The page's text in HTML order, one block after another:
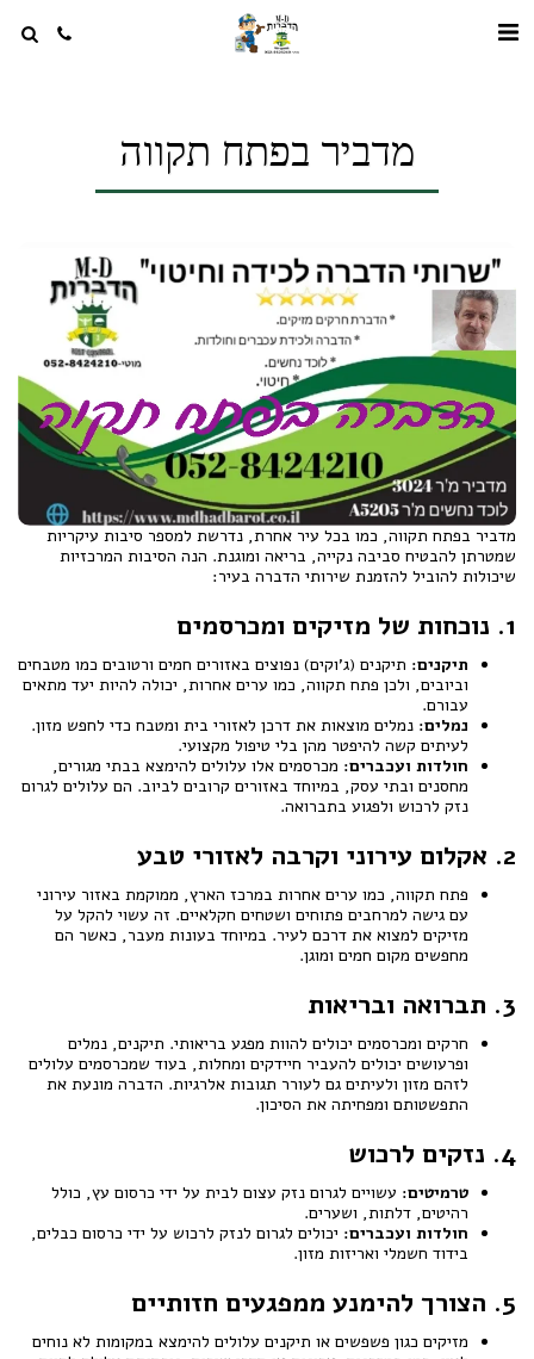
מדביר בפתח תקווה
מדביר בפתח תקווה, כמו בכל עיר אחרת, נדרשת למספר סיבות עיקריות
שמטרתן להבטיח סביבה נקייה, בריאה ומוגנת. הנה הסיבות המרכזיות
שיכולות להוביל להזמנת שירותי הדברה בעיר:
1. נוכחות של מזיקים ומכרסמים
תיקנים: תיקנים (ג'וקים) נפוצים באזורים חמים ורטובים כמו מטבחים
וביובים, ולכן פתח תקווה, כמו ערים אחרות, יכולה להיות יעד מתאים
עבורם.
נמלים: נמלים מוצאות את דרכן לאזורי בית ומטבח כדי לחפש מזון.
לעיתים קשה להיפטר מהן בלי טיפול מקצועי.
חולדות ועכברים: מכרסמים אלו עלולים להימצא בבתי מגורים,
מחסנים ובתי עסק, במיוחד באזורים קרובים לביוב. הם עלולים לגרום
נזק לרכוש ולפגוע בתברואה.
2. אקלום עירוני וקרבה לאזורי טבע
פתח תקווה, כמו ערים אחרות במרכז הארץ, ממוקמת באזור עירוני
עם גישה למרחבים פתוחים ושטחים חקלאיים. זה עשוי להקל על
מזיקים למצוא את דרכם לעיר. במיוחד בעונות מעבר, כאשר הם
מחפשים מקום חמים ומוגן.
3. תברואה ובריאות
חרקים ומכרסמים יכולים להוות מפגע בריאותי. תיקנים, נמלים
ופרעושים יכולים להעביר חיידקים ומחלות, בעוד שמכרסמים עלולים
לזהם מזון ולעיתים גם לעורר תגובות אלרגיות. הדברה מונעת את
התפשטותם ומפחיתה את הסיכון.
4. נזקים לרכוש
טרמיטים: עשויים לגרום נזק עצום לבית על ידי כרסום עץ, כולל
רהיטים, דלתות, ושערים.
חולדות ועכברים: יכולים לגרום לנזק לרכוש על ידי כרסום כבלים,
בידוד חשמלי ואריזות מזון.
5. הצורך להימנע ממפגעים חזותיים
מזיקים כגון פשפשים או תיקנים עלולים להימצא במקומות לא נוחים